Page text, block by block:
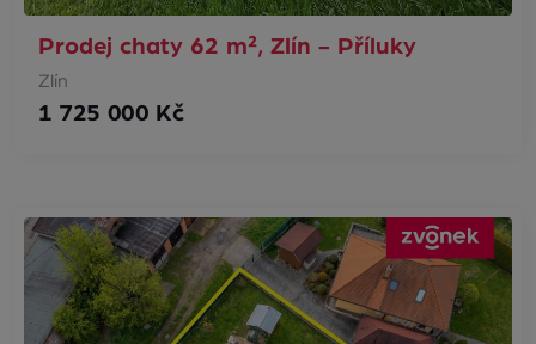
Prodej chaty 62 m², Zlín - Příluky
Zlín
1 725 000 Kč